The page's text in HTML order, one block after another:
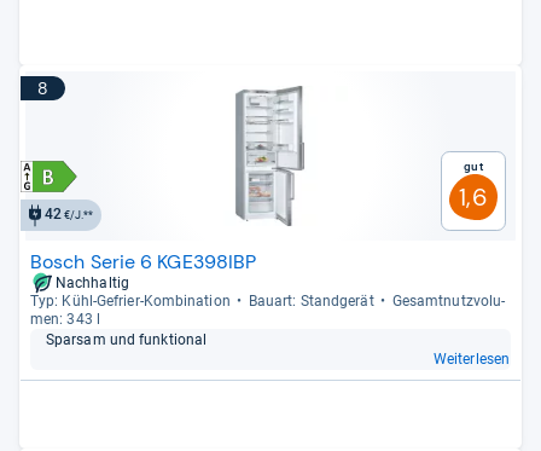
8
42€/J.**
Gut
1,6
Bosch Serie 6 KGE398IBP
Nachhaltig
Typ: Kühl-​Gefrier-​Kom­bi­na­tion
Bau­art: Stand­ge­rät
Gesamt­nutz­vo­lu­
men: 343 l
Spar­sam und funk­tio­nal
Weiterlesen